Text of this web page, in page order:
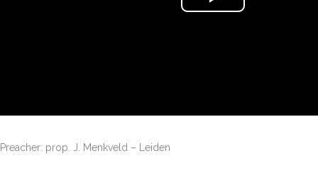
Preacher: prop. J. Menkveld – Leiden